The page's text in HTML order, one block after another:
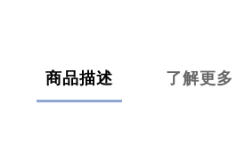
商品描述 了解更多